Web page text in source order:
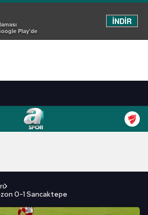
Play'de
İNDİR
0-1 Sancaktepe